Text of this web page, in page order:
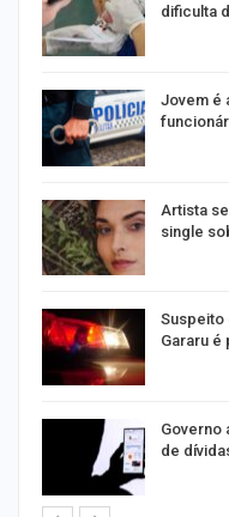
dificulta
Jovem é
Artista
single
Suspeito
Gararu é
Governo
de